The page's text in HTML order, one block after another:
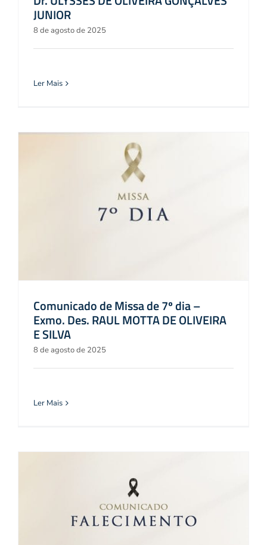
JUNIOR
8 de agosto de 2025
Ler Mais
Comunicado de Missa de 7º dia –
Exmo. Des. RAUL MOTTA DE OLIVEIRA
E SILVA
8 de agosto de 2025
Ler Mais